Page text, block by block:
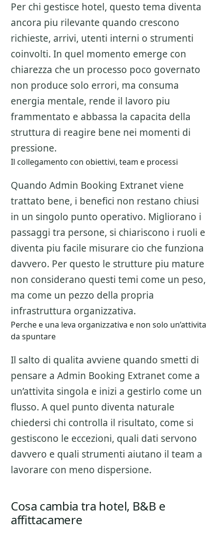
Per chi gestisce hotel, questo tema diventa
ancora piu rilevante quando crescono
richieste, arrivi, utenti interni o strumenti
coinvolti. In quel momento emerge con
chiarezza che un processo poco governato
non produce solo errori, ma consuma
energia mentale, rende il lavoro piu
frammentato e abbassa la capacita della
struttura di reagire bene nei momenti di
pressione.
Il collegamento con obiettivi, team e processi
Quando Admin Booking Extranet viene
trattato bene, i benefici non restano chiusi
in un singolo punto operativo. Migliorano i
passaggi tra persone, si chiariscono i ruoli e
diventa piu facile misurare cio che funziona
davvero. Per questo le strutture piu mature
non considerano questi temi come un peso,
ma come un pezzo della propria
infrastruttura organizzativa.
Perche e una leva organizzativa e non solo un’attivita
da spuntare
Il salto di qualita avviene quando smetti di
pensare a Admin Booking Extranet come a
un’attivita singola e inizi a gestirlo come un
flusso. A quel punto diventa naturale
chiedersi chi controlla il risultato, come si
gestiscono le eccezioni, quali dati servono
davvero e quali strumenti aiutano il team a
lavorare con meno dispersione.
Cosa cambia tra hotel, B&B e
affittacamere